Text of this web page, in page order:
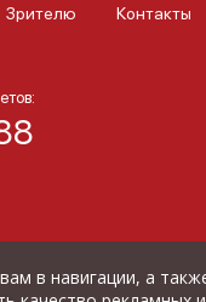
Зрителю Контакты
в навигации, а